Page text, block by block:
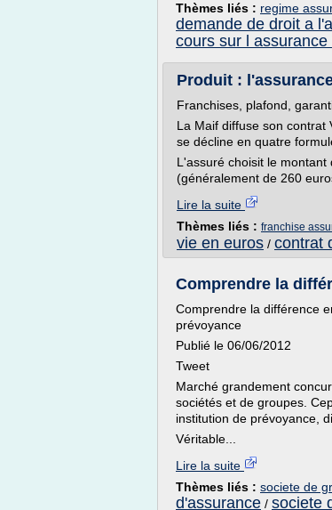
Thèmes liés : regime
demande de droit a
cours sur l assurance
Produit :
Franchises, plafond,
La Maif diffuse son contrat
se décline en quatre
L'assuré choisit le
(généralement de 260
Lire la suite
Thèmes liés : franchise
vie en euros / contrat
Comprendre la
Comprendre la différence
prévoyance
Publié le 06/06/2012
Tweet
Marché grandement
sociétés et de groupes.
institution de prévoyance,
Véritable...
Lire la suite
Thèmes liés : societe de
d'assurance / societe